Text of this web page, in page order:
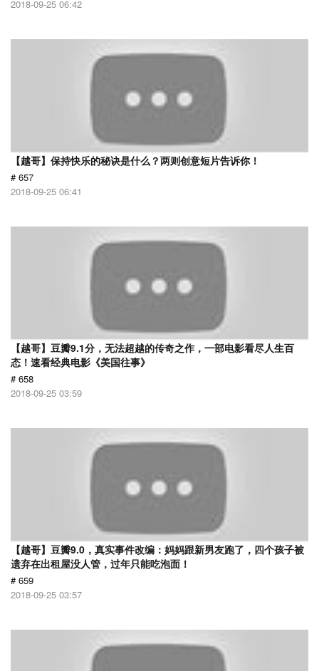
2018-09-25 06:42
【越哥】保持快乐的秘诀是什么？两则创意短片告诉你！
# 657
2018-09-25 06:41
【越哥】豆瓣9.1分，无法超越的传奇之作，一部电影看尽人生百
态！速看经典电影《美国往事》
# 658
2018-09-25 03:59
【越哥】豆瓣9.0，真实事件改编：妈妈跟新男友跑了，四个孩子被
遗弃在出租屋没人管，过年只能吃泡面！
# 659
2018-09-25 03:57